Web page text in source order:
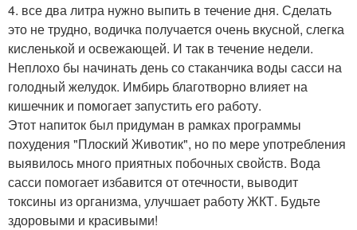
4. все два литра нужно выпить в течение дня. Сделать
это не трудно, водичка получается очень вкусной, слегка
кисленькой и освежающей. И так в течение недели.
Неплохо бы начинать день со стаканчика воды сасси на
голодный желудок. Имбирь благотворно влияет на
кишечник и помогает запустить его работу.
Этот напиток был придуман в рамках программы
похудения "Плоский Животик", но по мере употребления
выявилось много приятных побочных свойств. Вода
сасси помогает избавится от отечности, выводит
токсины из организма, улучшает работу ЖКТ. Будьте
здоровыми и красивыми!